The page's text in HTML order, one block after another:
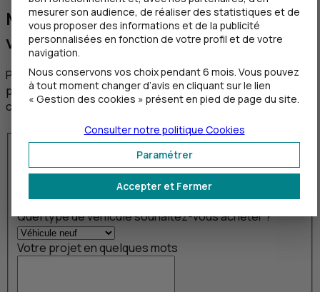
Mieux vous connaître pour mieux
vous conseiller
Partagez vos projets avec votre conseiller, il vous
proposera le meilleur accompagnement pour les
concrétiser.
Acheter un véhicule
oui
non
Date de réalisation prévue*
Quel type de véhicule souhaitez-vous acheter ?*
Votre projet en quelques mots
mesurer son audience, de réaliser des statistiques et de
vous proposer des informations et de la publicité
personnalisées en fonction de votre profil et de votre
navigation.
Nous conservons vos choix pendant 6 mois. Vous pouvez
à tout moment changer d’avis en cliquant sur le lien
« Gestion des cookies » présent en pied de page du site.
Accepter et Fermer
Paramétrer
Consulter notre politique Cookies